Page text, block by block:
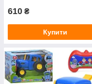
610 ₴
Купити